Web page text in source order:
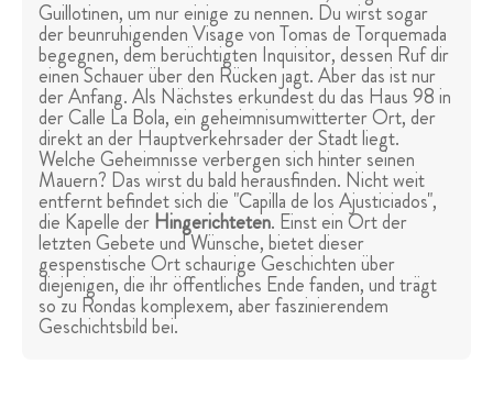
Guillotinen, um nur einige zu nennen. Du wirst sogar
der beunruhigenden Visage von Tomas de Torquemada
begegnen, dem berüchtigten Inquisitor, dessen Ruf dir
einen Schauer über den Rücken jagt. Aber das ist nur
der Anfang. Als Nächstes erkundest du das Haus 98 in
der Calle La Bola, ein geheimnisumwitterter Ort, der
direkt an der Hauptverkehrsader der Stadt liegt.
Welche Geheimnisse verbergen sich hinter seinen
Mauern? Das wirst du bald herausfinden. Nicht weit
entfernt befindet sich die "Capilla de los Ajusticiados",
die Kapelle derHingerichteten. Einst ein Ort der
letzten Gebete und Wünsche, bietet dieser
gespenstische Ort schaurige Geschichten über
diejenigen, die ihr öffentliches Ende fanden, und trägt
so zu Rondas komplexem, aber faszinierendem
Geschichtsbild bei.